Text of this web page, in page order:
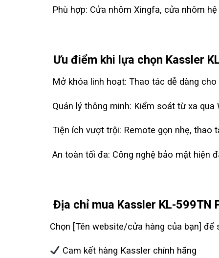
Phù hợp: Cửa nhôm Xingfa, cửa nhôm
Ưu điểm khi lựa chọn Kassler
Mở khóa linh hoạt: Thao tác dễ dàng cho
Quản lý thông minh: Kiểm soát từ xa qua
Tiện ích vượt trội: Remote gọn nhẹ, thao
An toàn tối đa: Công nghệ bảo mật hiện
Địa chỉ mua Kassler KL-599TN
Chọn [Tên website/cửa hàng của bạn]
Cam kết hàng Kassler chính hãng